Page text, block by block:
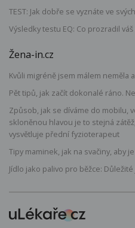
TEST: Jak dobře se vyznáte ve
Výsledky testu EQ: Co prozradil
Žena-in.cz
Kvůli migréně jsem málem neměla
Pět tipů, jak začít dokonalé ráno.
Způsob, jak se díváme do mobilu,
skloněnou hlavou je to stejná
vysvětluje přední fyzioterapeut
Tipy maminek, jak na svačiny, aby
Jídlo jako palivo pro běžce: